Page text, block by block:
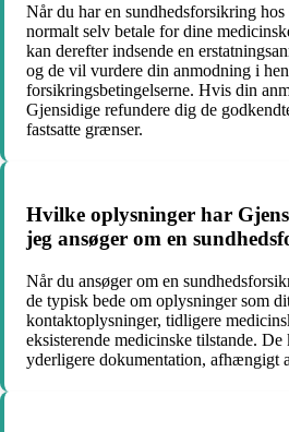
Når du har en sundhedsforsikring
normalt selv betale for dine
kan derefter indsende en
og de vil vurdere din anmodning i
forsikringsbetingelserne. Hvis din
Gjensidige refundere dig de
fastsatte grænser.
Hvilke oplysninger har
jeg ansøger om en
Når du ansøger om en
de typisk bede om oplysninger som
kontaktoplysninger, tidligere
eksisterende medicinske tilstande. De
yderligere dokumentation, afhængigt